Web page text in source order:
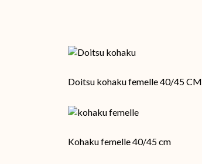
Doitsu kohaku femelle 40/45 CM
Kohaku femelle 40/45 cm